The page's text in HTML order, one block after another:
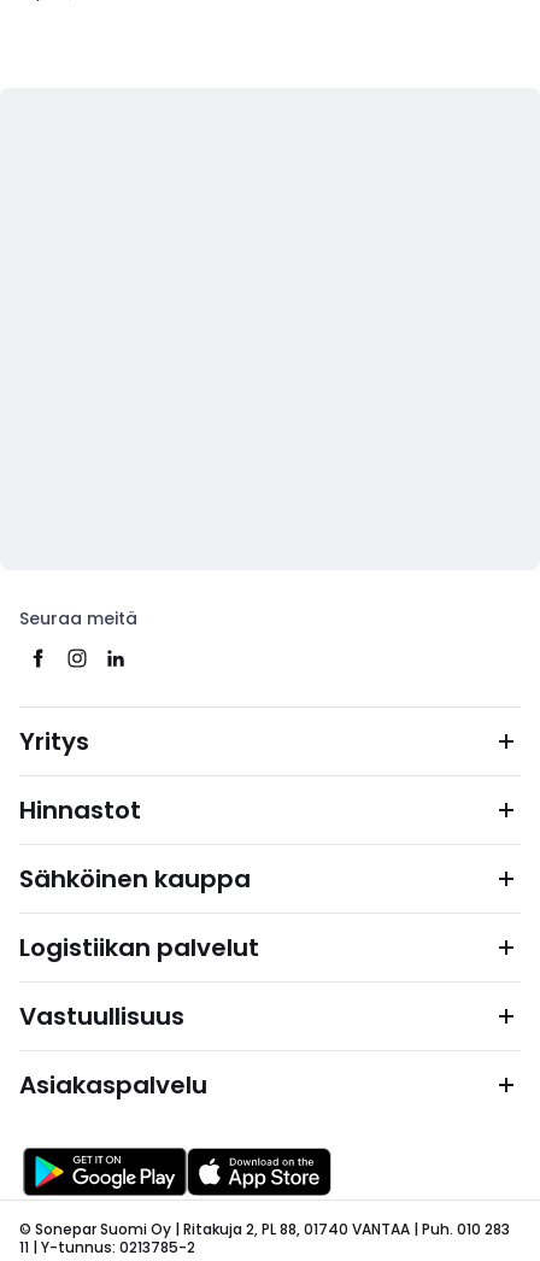
Seuraa meitä
Yritys
Hinnastot
Sähköinen kauppa
Logistiikan palvelut
Vastuullisuus
Asiakaspalvelu
© Sonepar Suomi Oy | Ritakuja 2, PL 88, 01740 VANTAA | Puh. 010 283
11 | Y-tunnus: 0213785-2